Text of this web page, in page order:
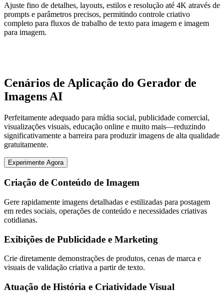
Ajuste fino de detalhes, layouts, estilos e resolução até 4K através de
prompts e parâmetros precisos, permitindo controle criativo
completo para fluxos de trabalho de texto para imagem e imagem
para imagem.
Cenários de Aplicação do Gerador de
Imagens AI
Perfeitamente adequado para mídia social, publicidade comercial,
visualizações visuais, educação online e muito mais—reduzindo
significativamente a barreira para produzir imagens de alta qualidade
gratuitamente.
Experimente Agora
Criação de Conteúdo de Imagem
Gere rapidamente imagens detalhadas e estilizadas para postagem
em redes sociais, operações de conteúdo e necessidades criativas
cotidianas.
Exibições de Publicidade e Marketing
Crie diretamente demonstrações de produtos, cenas de marca e
visuais de validação criativa a partir de texto.
Atuação de História e Criatividade Visual